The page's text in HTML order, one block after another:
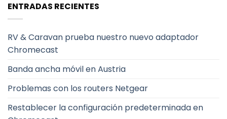
ENTRADAS RECIENTES
RV & Caravan prueba nuestro nuevo adaptador
Chromecast
Banda ancha móvil en Austria
Problemas con los routers Netgear
Restablecer la configuración predeterminada en